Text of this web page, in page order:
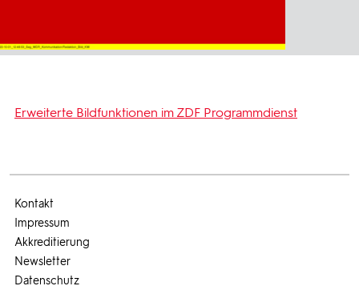
Erweiterte Bildfunktionen im ZDF Programmdienst
Kontakt
Impressum
Akkreditierung
Newsletter
Datenschutz